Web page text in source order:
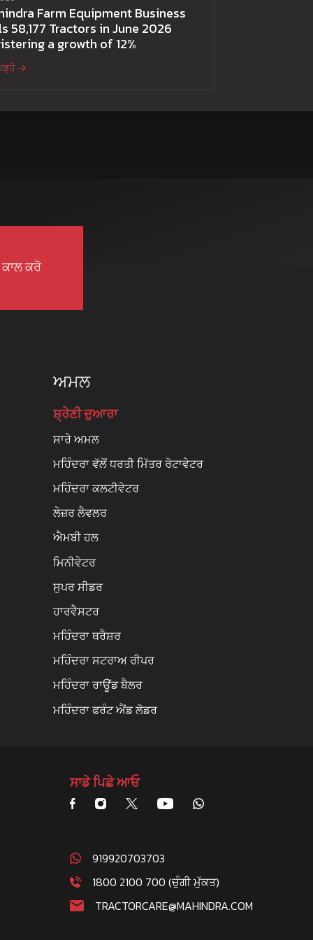
Farm Equipment Business
58,177 Tractors in June 2026
a growth of 12%
ਕਰੋ
ਅਮਲ
ਸ਼੍ਰੇਣੀ ਦੁਆਰਾ
ਸਾਰੇ ਅਮਲ
ਮਹਿੰਦਰਾ ਵੱਲੋਂ ਧਰਤੀ ਮਿੱਤਰ ਰੋਟਾਵੇਟਰ
ਮਹਿੰਦਰਾ ਕਲਟੀਵੇਟਰ
ਲੇਜ਼ਰ ਲੈਵਲਰ
ਐਮਬੀ ਹਲ
ਮਿਨੀਵੇਟਰ
ਸੁਪਰ ਸੀਡਰ
ਹਾਰਵੈਸਟਰ
ਮਹਿੰਦਰਾ ਥਰੈਸ਼ਰ
ਮਹਿੰਦਰਾ ਸਟਰਾਅ ਰੀਪਰ
ਮਹਿੰਦਰਾ ਰਾਊਂਡ ਬੈਲਰ
ਮਹਿੰਦਰਾ ਫਰੰਟ ਐਂਡ ਲੋਡਰ
ਸਾਡੇ ਪਿਛੇ ਆਓ
919920703703
1800 2100 700 (ਚੁੰਗੀ ਮੁੱਕਤ)
TRACTORCARE@MAHINDRA.COM